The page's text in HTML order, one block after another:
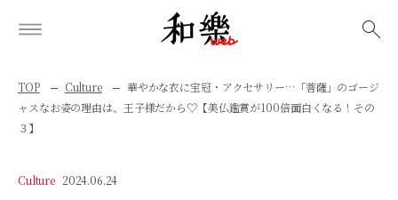
TOP Culture
華やかな衣に宝冠・アクセサリー…「菩薩」のゴージ
ャスなお姿の理由は、王子様だから♡【美仏鑑賞が100倍面白くなる！その
３】
Culture 2024.06.24